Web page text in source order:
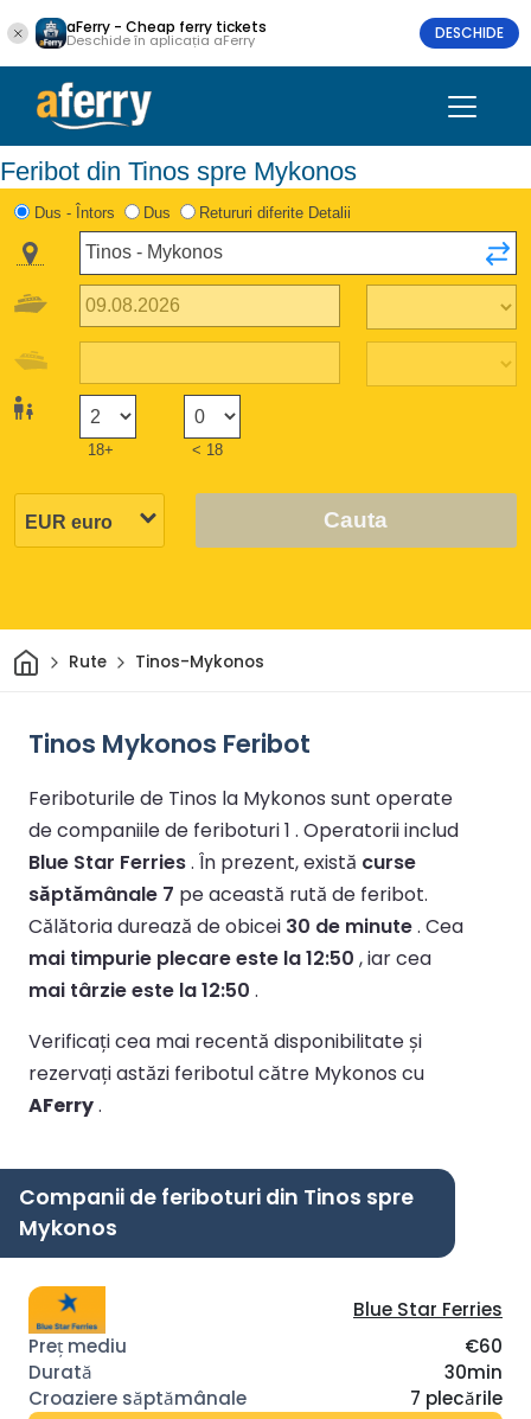
aFerry - Cheap ferry tickets
Deschide în aplicația aFerry DESCHIDE
Feribot din Tinos spre Mykonos
Dus - Întors Dus Retururi diferite Detalii
18+ < 18
Cauta
AcasăRute Tinos-Mykonos
Tinos Mykonos Feribot
Feriboturile de Tinos la Mykonos sunt operate
de companiile de feriboturi 1 . Operatorii includ
Blue Star Ferries. În prezent, există curse
săptămânale 7 pe această rută de feribot.
Călătoria durează de obicei 30 de minute. Cea
mai timpurie plecare este la 12:50 , iar cea
mai târzie este la 12:50 .
Verificați cea mai recentă disponibilitate și
rezervați astăzi feribotul către Mykonos cu
AFerry.
Companii de feriboturi din Tinos spre
Mykonos
Blue Star Ferries
€60
30min
7 plecările